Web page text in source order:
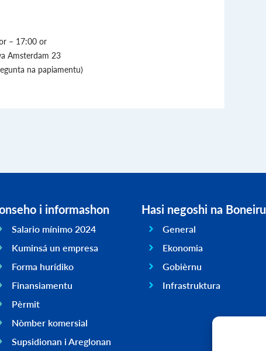
– 17:00 or
Amsterdam 23
na papiamentu)
i informashon
Salario mínimo 2024
Kuminsá un empresa
Forma hurídiko
Finansiamentu
Pèrmit
Nòmber komersial
Supsidionan i Areglonan
Hasi negoshi na Boneiru
General
Ekonomia
Gobièrnu
Infrastruktura